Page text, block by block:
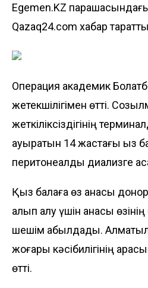
Egemen.KZ парақшасындағы
Qazaq24.com хабар
Операция академик
жетекшілігімен өтті.
жеткіліксіздігінің
ауыратын 14 жастағы қыз
перитонеалдық диализге
Қыз балаға өз анасы
алып қалу үшін анасы өзінің
шешім қабылдады.
жоғары кәсібилігінің
өтті.